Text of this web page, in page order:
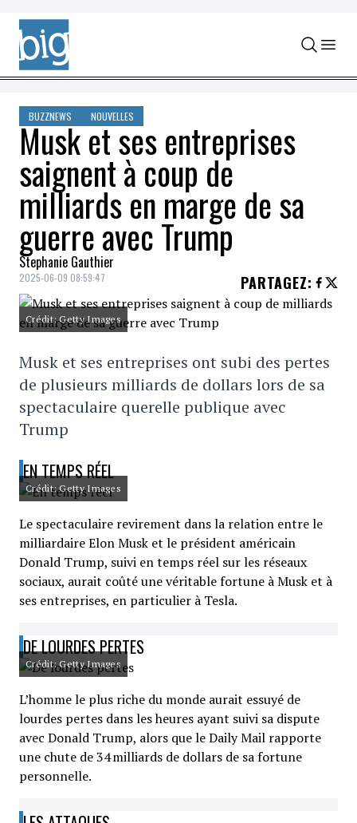
Skip to content
BUZZNEWS NOUVELLES
Musk et ses entreprises
saignent à coup de
milliards en marge de sa
guerre avec Trump
Stephanie Gauthier
2025-06-09 08:59:47 PARTAGEZ:
Crédit: Getty Images
Musk et ses entreprises ont subi des pertes
de plusieurs milliards de dollars lors de sa
spectaculaire querelle publique avec
Trump
EN TEMPS RÉEL
Crédit: Getty Images
Le spectaculaire revirement dans la relation entre le
milliardaire Elon Musk et le président américain
Donald Trump, suivi en temps réel sur les réseaux
sociaux, aurait coûté une véritable fortune à Musk et à
ses entreprises, en particulier à Tesla.
DE LOURDES PERTES
Crédit: Getty Images
L’homme le plus riche du monde aurait essuyé de
lourdes pertes dans les heures ayant suivi sa dispute
avec Donald Trump, alors que le Daily Mail rapporte
une chute de 34 milliards de dollars de sa fortune
personnelle.